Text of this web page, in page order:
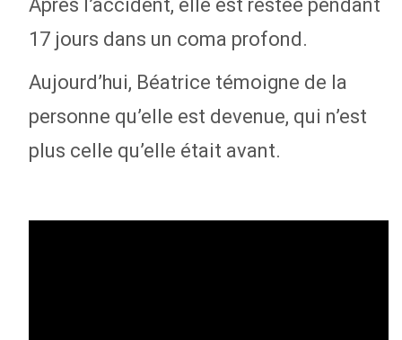
Après l’accident, elle est restée pendant
17 jours dans un coma profond.
Aujourd’hui, Béatrice témoigne de la
personne qu’elle est devenue, qui n’est
plus celle qu’elle était avant.